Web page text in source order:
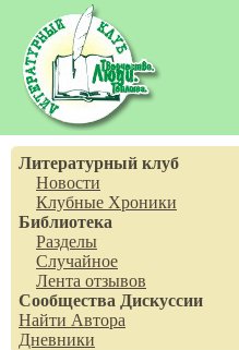
Литературный клуб
Новости
Клубные Хроники
Библиотека
Разделы
Случайное
Лента отзывов
Сообщества Дискуссии
Найти Автора
Дневники